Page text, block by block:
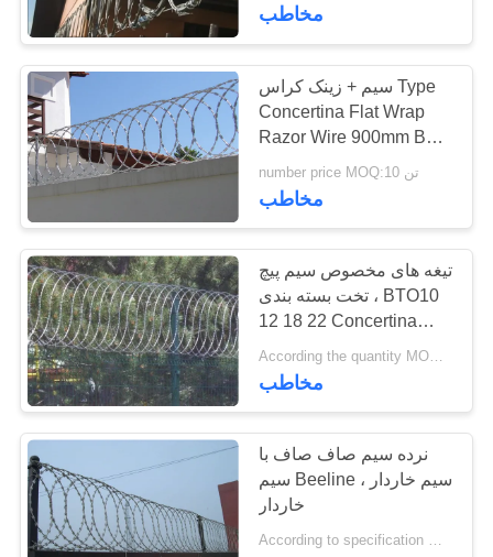
سیم توری بسته بندی
تخت
مش سیم جوش
خورده
34
مخاطب
سیم + زینک کراس Type
Concertina Flat Wrap
Razor Wire 900mm BTO
22 Series
number price MOQ:10 تن
مخاطب
تیغه های مخصوص سیم پیچ
تخت بسته بندی ، BTO10
12 18 22 Concertina
شمشیربازی سیم
According the quantity MOQ:قابل مذاکره است
مخاطب
نرده سیم صاف صاف با
سیم Beeline ، سیم خاردار
خاردار
According to specification MOQ:2 تن